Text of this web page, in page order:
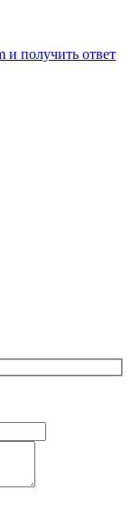
и получить ответ